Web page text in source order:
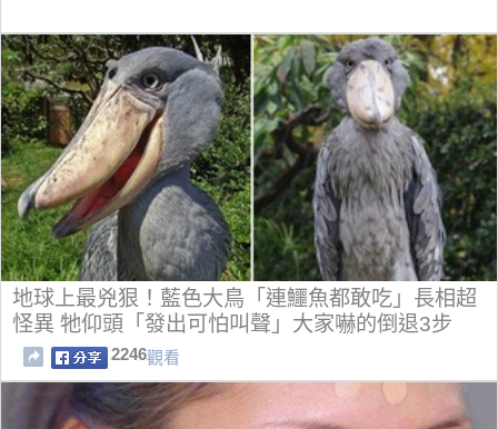
地球上最兇狠！藍色大鳥「連鱷魚都敢吃」長相超
怪異 牠仰頭「發出可怕叫聲」大家嚇的倒退3步
2246觀看